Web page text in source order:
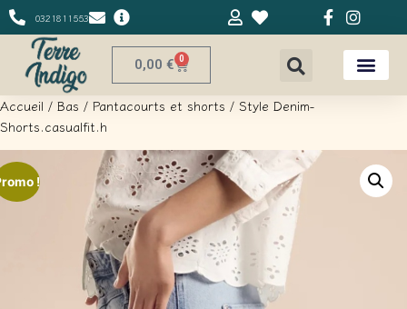
0321811553
0,00 € 0
Accueil / Bas / Pantacourts et shorts / Style Denim-
Shorts.casualfit.h
!